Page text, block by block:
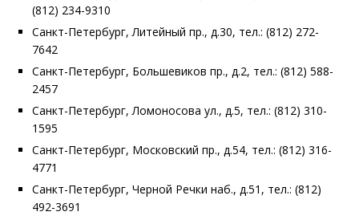
(812) 234-9310
Санкт-Петербург, Литейный пр., д.30, тел.: (812) 272-
7642
Санкт-Петербург, Большевиков пр., д.2, тел.: (812) 588-
2457
Санкт-Петербург, Ломоносова ул., д.5, тел.: (812) 310-
1595
Санкт-Петербург, Московский пр., д.54, тел.: (812) 316-
4771
Санкт-Петербург, Черной Речки наб., д.51, тел.: (812)
492-3691